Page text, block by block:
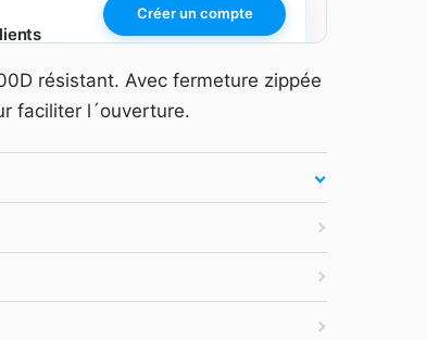
Créer un compte
résistant. Avec fermeture zippée
faciliter l´ouverture.